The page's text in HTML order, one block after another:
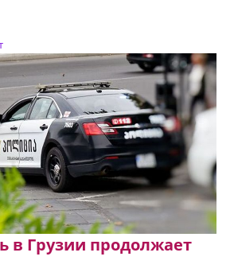
в Грузии продолжает